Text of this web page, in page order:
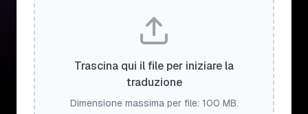
Trascina qui il file per iniziare la
traduzione
Dimensione massima per file: 100 MB.